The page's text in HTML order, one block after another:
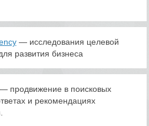
— исследования целевой
развития бизнеса
продвижение в поисковых
и рекомендациях